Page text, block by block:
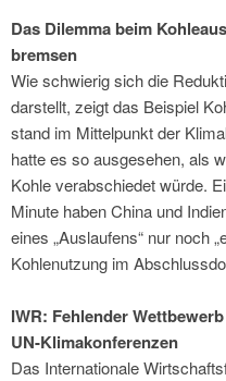
Das Dilemma beim
bremsen
Wie schwierig sich die
darstellt, zeigt das Beispiel
stand im Mittelpunkt der
hatte es so ausgesehen, als
Kohle verabschiedet würde.
Minute haben China und
eines „Auslaufens“ nur noch
Kohlenutzung im
IWR: Fehlender
UN-Klimakonferenzen
Das Internationale